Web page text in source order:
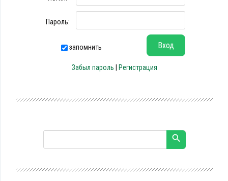
Пароль:
запомнить
Забыл пароль Регистрация